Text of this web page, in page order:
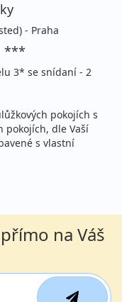
- Praha
***
3* se snídaní - 2
pokojích s
pokojích, dle Vaší
s vlastní
na Váš